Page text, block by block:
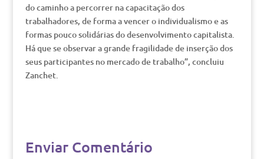
do caminho a percorrer na capacitação dos
trabalhadores, de forma a vencer o individualismo e as
formas pouco solidárias do desenvolvimento capitalista.
Há que se observar a grande fragilidade de inserção dos
seus participantes no mercado de trabalho”, concluiu
Zanchet.
Enviar Comentário